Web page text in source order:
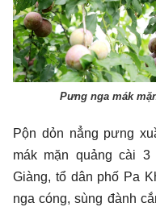
Pưng nga mák
Pộn dỏn nẳng pưng
mák mặn quảng cài
Giàng, tổ dân phố Pa
nga cóng, sùng đành